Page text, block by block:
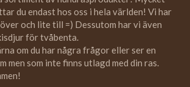
du endast hos oss i hela världen! Vi har
och lite till =) Dessutom har vi även
för tvåbenta.
om du har några frågor eller ser en
men som inte finns utlagd med din ras.